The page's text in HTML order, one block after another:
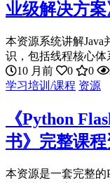
业级解决方
本资源系统讲解
识，包括线程核心体
10 月前
0 0
学习培训/课程 资源
《Python
书》完整课
本资源是一套完整的